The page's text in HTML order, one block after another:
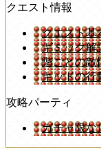
クエスト情報
クエスト基
ギミック解
階ごとの敵
キッドの行
攻略パーティ
ガチャ限な